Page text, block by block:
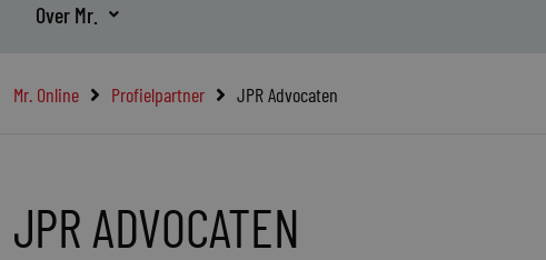
Over Mr.
Mr. Online Profielpartner JPR Advocaten
JPR ADVOCATEN